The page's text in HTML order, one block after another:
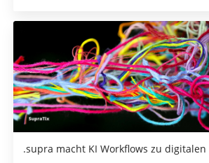
.supra macht KI Workflows zu